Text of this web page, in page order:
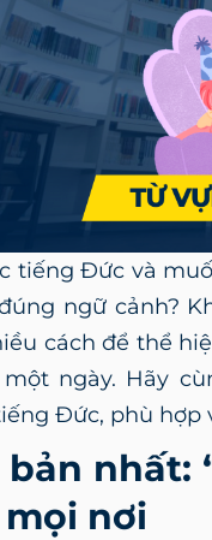
tiếng Đức và
ngữ cảnh?
cách để thể
ngày. Hãy
Đức, phù
bản nhất:
nơi